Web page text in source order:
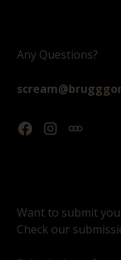
Any Questions?
Want to submit
Check our